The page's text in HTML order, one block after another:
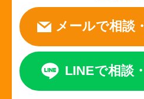
メールで相談 ・
LINEで相談・